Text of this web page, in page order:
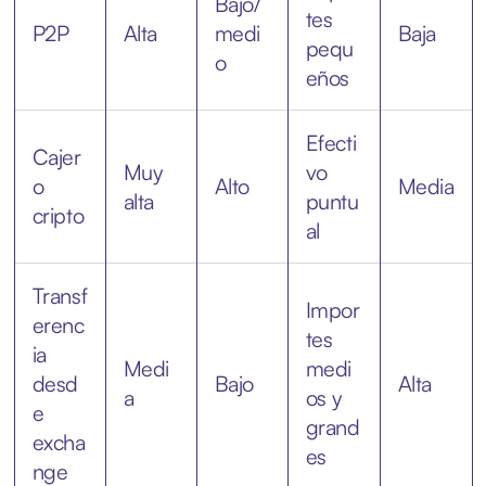
P2P Alta
medi
o
tes
pequ
eños
Baja
Cajer
o
cripto
Muy
alta
Alto
Efecti
vo
puntu
al
Media
Transf
erenc
ia
desd
e
excha
nge
Medi
a
Bajo
Impor
tes
medi
os y
grand
es
Alta